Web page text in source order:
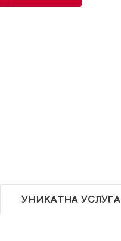
УНИКАТНА УСЛУГА